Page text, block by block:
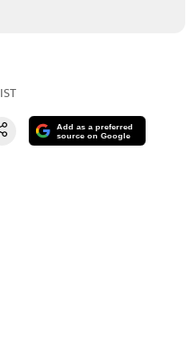
IST
Add as a preferred
source on Google